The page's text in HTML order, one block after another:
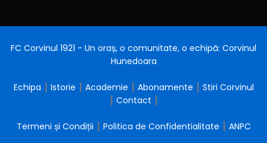
FC Corvinul 1921 - Un oraș, o comunitate, o echipă: Corvinul
Hunedoara
Echipa Istorie Academie Abonamente
Stiri Corvinul
Contact
Termeni și Condiții Politica de Confidentialitate ANPC